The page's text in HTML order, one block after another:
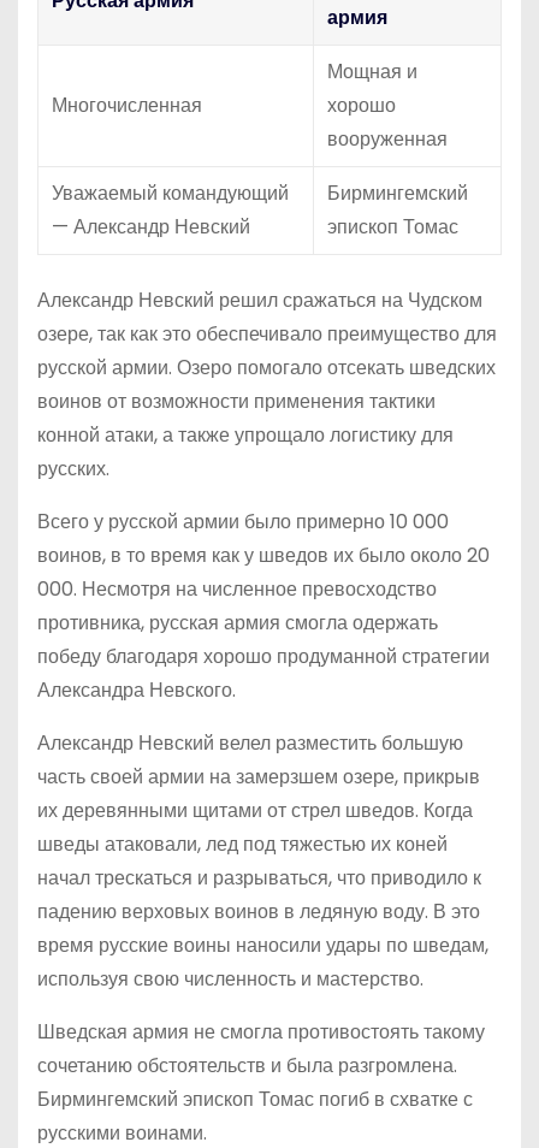
армия
Многочисленная
Мощная и
хорошо
вооруженная
Уважаемый командующий
— Александр Невский
Бирмингемский
эпископ Томас
Александр Невский решил сражаться на Чудском
озере, так как это обеспечивало преимущество для
русской армии. Озеро помогало отсекать шведских
воинов от возможности применения тактики
конной атаки, а также упрощало логистику для
русских.
Всего у русской армии было примерно 10 000
воинов, в то время как у шведов их было около 20
000. Несмотря на численное превосходство
противника, русская армия смогла одержать
победу благодаря хорошо продуманной стратегии
Александра Невского.
Александр Невский велел разместить большую
часть своей армии на замерзшем озере, прикрыв
их деревянными щитами от стрел шведов. Когда
шведы атаковали, лед под тяжестью их коней
начал трескаться и разрываться, что приводило к
падению верховых воинов в ледяную воду. В это
время русские воины наносили удары по шведам,
используя свою численность и мастерство.
Шведская армия не смогла противостоять такому
сочетанию обстоятельств и была разгромлена.
Бирмингемский эпископ Томас погиб в схватке с
русскими воинами.